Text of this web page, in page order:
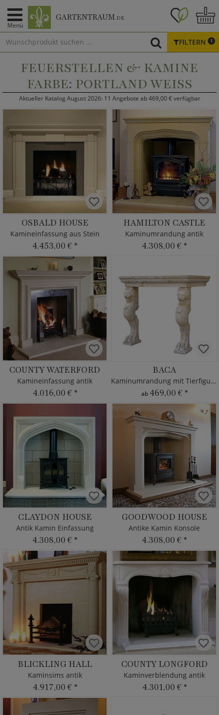
Menü
GARTENTRAUM.DE
FILTERN 1
FEUERSTELLEN & KAMINE
FARBE: PORTLAND WEISS
Aktueller Katalog August 2026: 11 Angebote ab 469,00 € verfügbar
OSBALD HOUSE
Kamineinfassung aus Stein
4.453,00 € *
HAMILTON CASTLE
Kaminumrandung antik
4.308,00 € *
COUNTY WATERFORD
Kamineinfassung antik
4.016,00 € *
BACA
Kaminumrandung mit Tierfiguren
ab 469,00 € *
CLAYDON HOUSE
Antik Kamin Einfassung
4.308,00 € *
GOODWOOD HOUSE
Antike Kamin Konsole
4.308,00 € *
BLICKLING HALL
Kaminsims antik
4.917,00 € *
COUNTY LONGFORD
Kaminverblendung antik
4.301,00 € *